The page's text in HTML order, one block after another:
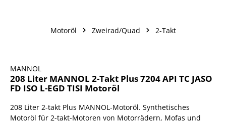
Motoröl Zweirad/Quad 2-Takt
MANNOL
208 Liter MANNOL 2-Takt Plus 7204 API TC JASO
FD ISO L-EGD TISI Motoröl
208 Liter 2-takt Plus MANNOL-Motoröl. Synthetisches
Motoröl für 2-takt-Motoren von Motorrädern, Mofas und